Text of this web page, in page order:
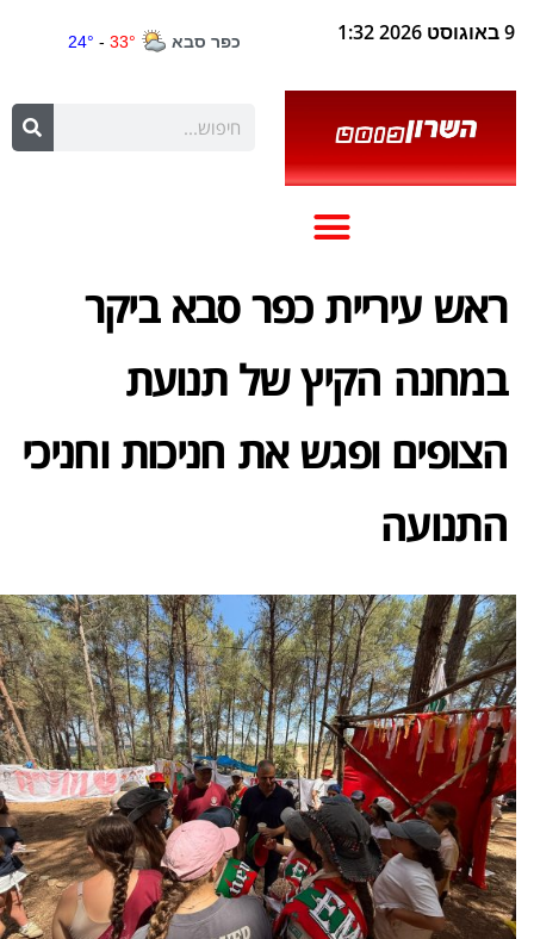
9 באוגוסט 2026 1:32
ראש עיריית כפר סבא ביקר
במחנה הקיץ של תנועת
הצופים ופגש את חניכות וחניכי
התנועה